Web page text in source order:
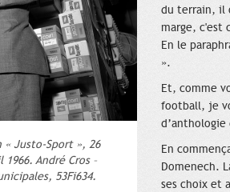
« Justo-Sport », 26
André Cros –
53Fi634.
du terrain, il
marge, c'est
En le
».
Et, comme
football, je
d’anthologie
En
Domenech.
ses choix et